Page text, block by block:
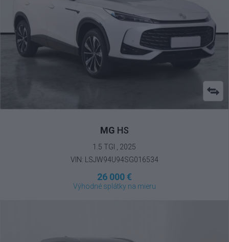
MG HS
1.5 TGI , 2025
VIN: LSJW94U94SG016534
26 000 €
Výhodné splátky na mieru